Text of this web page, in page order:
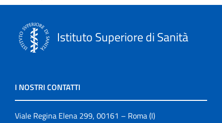
Istituto Superiore di Sanità
I NOSTRI CONTATTI
Viale Regina Elena 299, 00161 – Roma (I)